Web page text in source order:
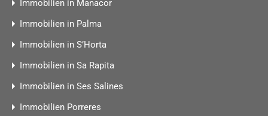
Immobilien in Manacor
Immobilien in Palma
Immobilien in S’Horta
Immobilien in Sa Rapita
Immobilien in Ses Salines
Immobilien Porreres